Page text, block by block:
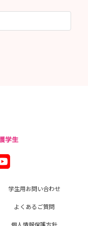
学生用お問い合わせ
よくあるご質問
個人情報保護方針